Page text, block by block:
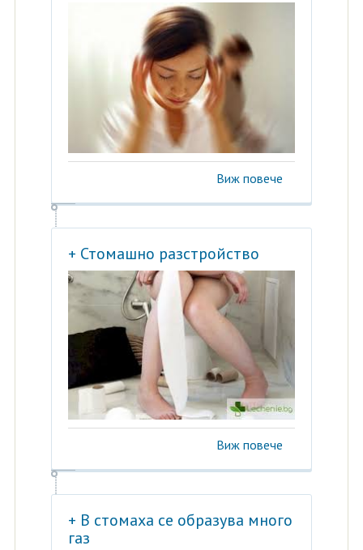
Виж повече
+ Стомашно разстройство
Виж повече
+ В стомаха се образува много
газ